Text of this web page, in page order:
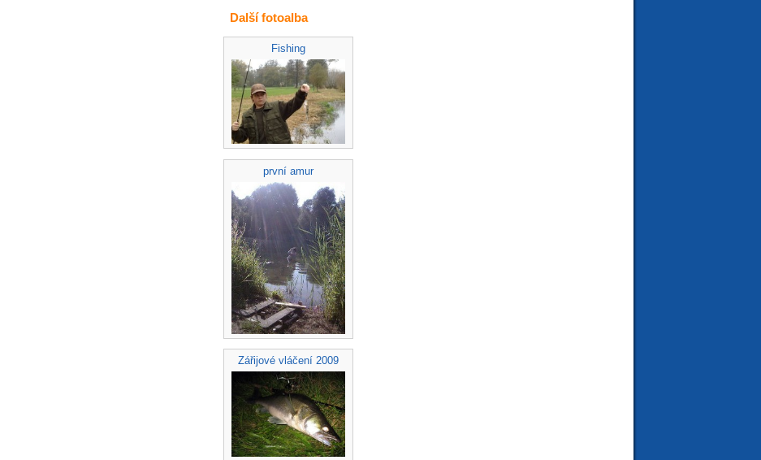
Další fotoalba
Fishing
první amur
Zářijové vláčení 2009